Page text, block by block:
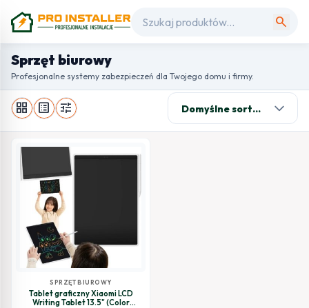
search
Sprzęt biurowy
Profesjonalne systemy zabezpieczeń dla Twojego domu i firmy.
grid_view list_alt tune
SPRZĘT BIUROWY
Tablet graficzny Xiaomi LCD
Writing Tablet 13.5" (Color